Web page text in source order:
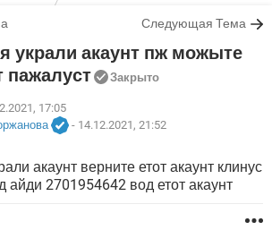
WINDOWS 10
ВИДЕО
YANDEX
ИГРЫ
GOOGLE
TELEGRAM
INSTAGRAM
GOOGLE
INSTAGRAM
ВКОНТАКТЕ
INSTAGRAM
Следующая Тема
украли акаунт пж можыте
пажалуст
Закрыто
17:05
- 14.12.2021, 21:52
акаунт верните етот акаунт клинус
айди 2701954642 вод етот акаунт